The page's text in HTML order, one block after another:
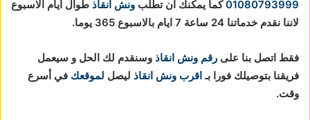
01080793999كما يمكنك ان تطلب ونش انقاذ طوال أيام الاسبوع
لاننا نقدم خدماتنا 24 ساعة 7 ايام بالاسبوع 365 يوما.
فقط اتصل بنا على رقم ونش انقاذ وسنقدم لك الحل و سيعمل
فريقنا بتوصيلك فورا بـاقرب ونش انقاذ ليصل لموقعك في أسرع
وقت.